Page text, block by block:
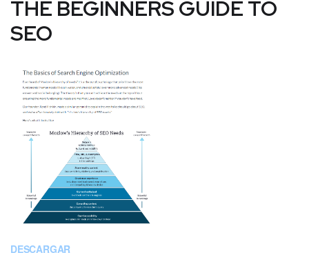
THE BEGINNERS GUIDE TO
SEO
DESCARGAR